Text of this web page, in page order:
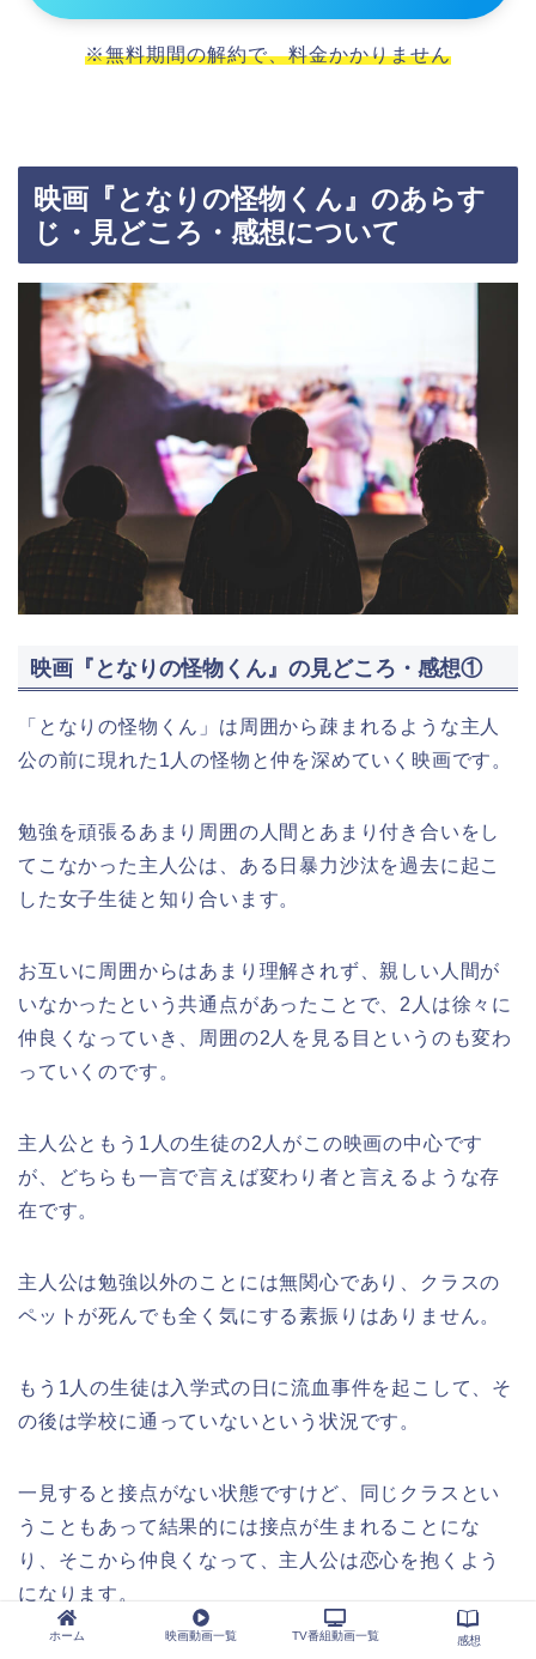
※無料期間の解約で、料金かかりません
映画『となりの怪物くん』のあらす
じ・見どころ・感想について
映画『となりの怪物くん』の見どころ・感想①
「となりの怪物くん」は周囲から疎まれるような主人
公の前に現れた1人の怪物と仲を深めていく映画です。
勉強を頑張るあまり周囲の人間とあまり付き合いをし
てこなかった主人公は、ある日暴力沙汰を過去に起こ
した女子生徒と知り合います。
お互いに周囲からはあまり理解されず、親しい人間が
いなかったという共通点があったことで、2人は徐々に
仲良くなっていき、周囲の2人を見る目というのも変わ
っていくのです。
主人公ともう1人の生徒の2人がこの映画の中心です
が、どちらも一言で言えば変わり者と言えるような存
在です。
主人公は勉強以外のことには無関心であり、クラスの
ペットが死んでも全く気にする素振りはありません。
もう1人の生徒は入学式の日に流血事件を起こして、そ
の後は学校に通っていないという状況です。
一見すると接点がない状態ですけど、同じクラスとい
うこともあって結果的には接点が生まれることにな
り、そこから仲良くなって、主人公は恋心を抱くよう
になります。
ホーム 映画動画一覧 TV番組動画一覧 感想